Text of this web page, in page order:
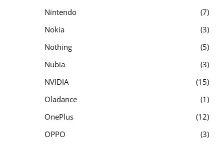
Nintendo
7
Nokia
3
Nothing
5
Nubia
3
NVIDIA
15
Oladance
1
OnePlus
12
OPPO
3